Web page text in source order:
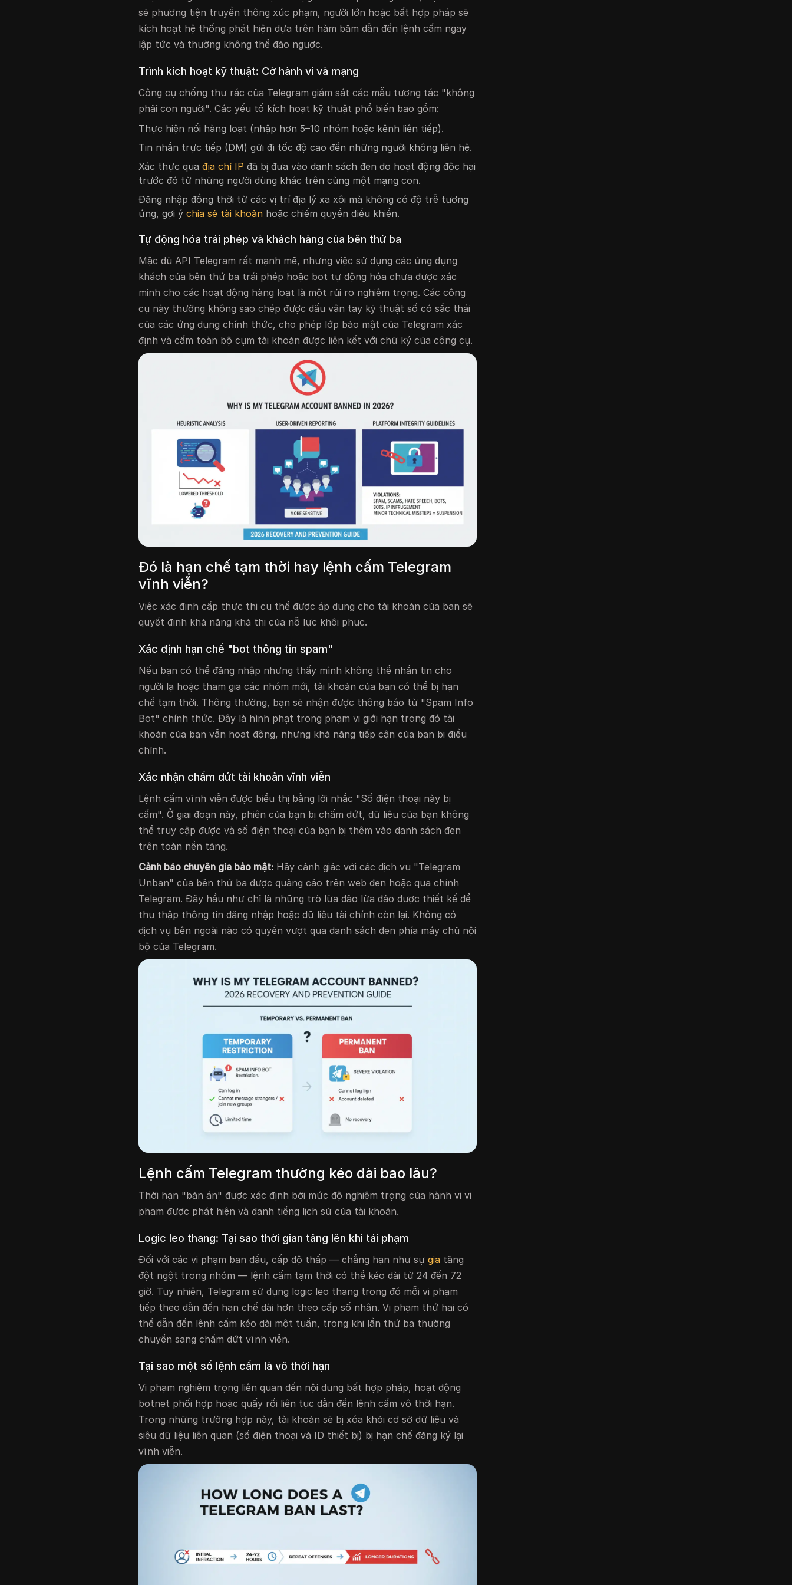
sẻ phương tiện truyền thông xúc phạm, người lớn hoặc bất hợp pháp sẽ
kích hoạt hệ thống phát hiện dựa trên hàm băm dẫn đến lệnh cấm ngay
lập tức và thường không thể đảo ngược.
Trình kích hoạt kỹ thuật: Cờ hành vi và mạng
Công cụ chống thư rác của Telegram giám sát các mẫu tương tác "không
phải con người". Các yếu tố kích hoạt kỹ thuật phổ biến bao gồm:
Thực hiện nối hàng loạt (nhập hơn 5–10 nhóm hoặc kênh liên tiếp).
Tin nhắn trực tiếp (DM) gửi đi tốc độ cao đến những người không liên hệ.
Xác thực quađịa chỉ IP đã bị đưa vào danh sách đen do hoạt động độc hại
trước đó từ những người dùng khác trên cùng một mạng con.
Đăng nhập đồng thời từ các vị trí địa lý xa xôi mà không có độ trễ tương
ứng, gợi ýchia sẻ tài khoản hoặc chiếm quyền điều khiển.
Tự động hóa trái phép và khách hàng của bên thứ ba
Mặc dù API Telegram rất mạnh mẽ, nhưng việc sử dụng các ứng dụng
khách của bên thứ ba trái phép hoặc bot tự động hóa chưa được xác
minh cho các hoạt động hàng loạt là một rủi ro nghiêm trọng. Các công
cụ này thường không sao chép được dấu vân tay kỹ thuật số có sắc thái
của các ứng dụng chính thức, cho phép lớp bảo mật của Telegram xác
định và cấm toàn bộ cụm tài khoản được liên kết với chữ ký của công cụ.
Đó là hạn chế tạm thời hay lệnh cấm Telegram
vĩnh viễn?
Việc xác định cấp thực thi cụ thể được áp dụng cho tài khoản của bạn sẽ
quyết định khả năng khả thi của nỗ lực khôi phục.
Xác định hạn chế "bot thông tin spam"
Nếu bạn có thể đăng nhập nhưng thấy mình không thể nhắn tin cho
người lạ hoặc tham gia các nhóm mới, tài khoản của bạn có thể bị hạn
chế tạm thời. Thông thường, bạn sẽ nhận được thông báo từ "Spam Info
Bot" chính thức. Đây là hình phạt trong phạm vi giới hạn trong đó tài
khoản của bạn vẫn hoạt động, nhưng khả năng tiếp cận của bạn bị điều
chỉnh.
Xác nhận chấm dứt tài khoản vĩnh viễn
Lệnh cấm vĩnh viễn được biểu thị bằng lời nhắc "Số điện thoại này bị
cấm". Ở giai đoạn này, phiên của bạn bị chấm dứt, dữ liệu của bạn không
thể truy cập được và số điện thoại của bạn bị thêm vào danh sách đen
trên toàn nền tảng.
Cảnh báo chuyên gia bảo mật: Hãy cảnh giác với các dịch vụ "Telegram
Unban" của bên thứ ba được quảng cáo trên web đen hoặc qua chính
Telegram. Đây hầu như chỉ là những trò lừa đảo lừa đảo được thiết kế để
thu thập thông tin đăng nhập hoặc dữ liệu tài chính còn lại. Không có
dịch vụ bên ngoài nào có quyền vượt qua danh sách đen phía máy chủ nội
bộ của Telegram.
Lệnh cấm Telegram thường kéo dài bao lâu?
Thời hạn "bản án" được xác định bởi mức độ nghiêm trọng của hành vi vi
phạm được phát hiện và danh tiếng lịch sử của tài khoản.
Logic leo thang: Tại sao thời gian tăng lên khi tái phạm
Đối với các vi phạm ban đầu, cấp độ thấp — chẳng hạn như sựgia tăng
đột ngột trong nhóm — lệnh cấm tạm thời có thể kéo dài từ 24 đến 72
giờ. Tuy nhiên, Telegram sử dụng logic leo thang trong đó mỗi vi phạm
tiếp theo dẫn đến hạn chế dài hơn theo cấp số nhân. Vi phạm thứ hai có
thể dẫn đến lệnh cấm kéo dài một tuần, trong khi lần thứ ba thường
chuyển sang chấm dứt vĩnh viễn.
Tại sao một số lệnh cấm là vô thời hạn
Vi phạm nghiêm trọng liên quan đến nội dung bất hợp pháp, hoạt động
botnet phối hợp hoặc quấy rối liên tục dẫn đến lệnh cấm vô thời hạn.
Trong những trường hợp này, tài khoản sẽ bị xóa khỏi cơ sở dữ liệu và
siêu dữ liệu liên quan (số điện thoại và ID thiết bị) bị hạn chế đăng ký lại
vĩnh viễn.